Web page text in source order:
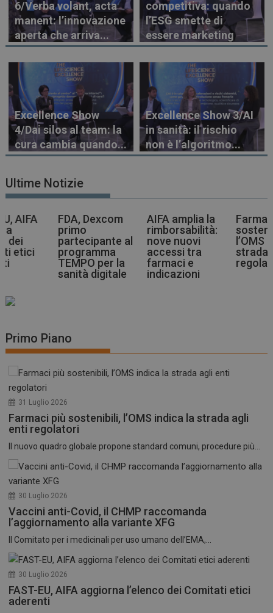
6/Verba volant, acta
manent: l’innovazione
aperta che arriva...
competitiva: quando
l’ESG smette di
essere marketing
Excellence Show
4/Dai silos al team: la
cura cambia quando...
Excellence Show 3/AI
in sanità: il rischio
non è l’algoritmo...
Ultime Notizie
Dexcom
al
per la
digitale
AIFA amplia la
rimborsabilità:
nove nuovi
accessi tra
farmaci e
indicazioni
Farmaci più
sostenibili,
l’OMS indica la
strada agli enti
regolatori
Primo Piano
31 Luglio 2026
Farmaci più sostenibili, l’OMS indica la strada agli
enti regolatori
Il nuovo quadro globale propone standard comuni, procedure più...
30 Luglio 2026
Vaccini anti-Covid, il CHMP raccomanda
l’aggiornamento alla variante XFG
Il Comitato per i medicinali per uso umano dell’EMA,...
30 Luglio 2026
FAST-EU, AIFA aggiorna l’elenco dei Comitati etici
aderenti